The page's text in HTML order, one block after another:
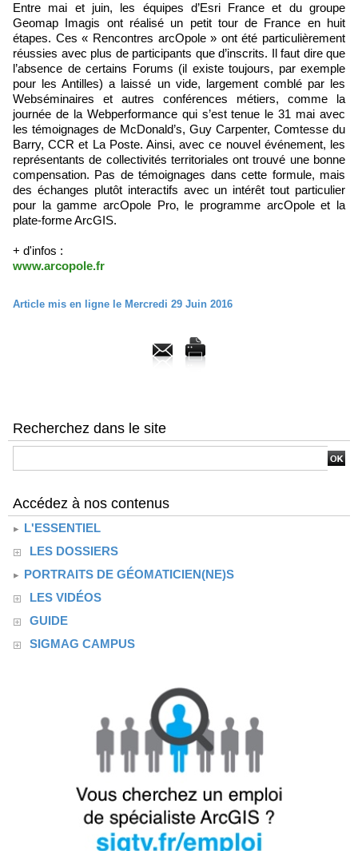
Entre mai et juin, les équipes d’Esri France et du groupe
Geomap Imagis ont réalisé un petit tour de France en huit
étapes. Ces « Rencontres arcOpole » ont été particulièrement
réussies avec plus de participants que d’inscrits. Il faut dire que
l’absence de certains Forums (il existe toujours, par exemple
pour les Antilles) a laissé un vide, largement comblé par les
Webséminaires et autres conférences métiers, comme la
journée de la Webperformance qui s’est tenue le 31 mai avec
les témoignages de McDonald’s, Guy Carpenter, Comtesse du
Barry, CCR et La Poste. Ainsi, avec ce nouvel événement, les
représentants de collectivités territoriales ont trouvé une bonne
compensation. Pas de témoignages dans cette formule, mais
des échanges plutôt interactifs avec un intérêt tout particulier
pour la gamme arcOpole Pro, le programme arcOpole et la
plate-forme ArcGIS.
+ d'infos :
www.arcopole.fr
Article mis en ligne le Mercredi 29 Juin 2016
Recherchez dans le site
Accédez à nos contenus
L'ESSENTIEL
LES DOSSIERS
PORTRAITS DE GÉOMATICIEN(NE)S
LES VIDÉOS
GUIDE
SIGMAG CAMPUS